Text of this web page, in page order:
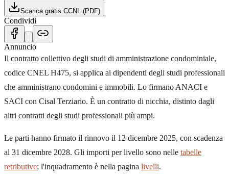
Scarica gratis CCNL (PDF)
Condividi
Annuncio
Il contratto collettivo degli studi di amministrazione condominiale,
codice CNEL H475, si applica ai dipendenti degli studi professionali
che amministrano condomini e immobili. Lo firmano ANACI e
SACI con Cisal Terziario. È un contratto di nicchia, distinto dagli
altri contratti degli studi professionali più ampi.
Le parti hanno firmato il rinnovo il 12 dicembre 2025, con scadenza
al 31 dicembre 2028. Gli importi per livello sono nelle tabelle
retributive; l'inquadramento è nella pagina livelli.